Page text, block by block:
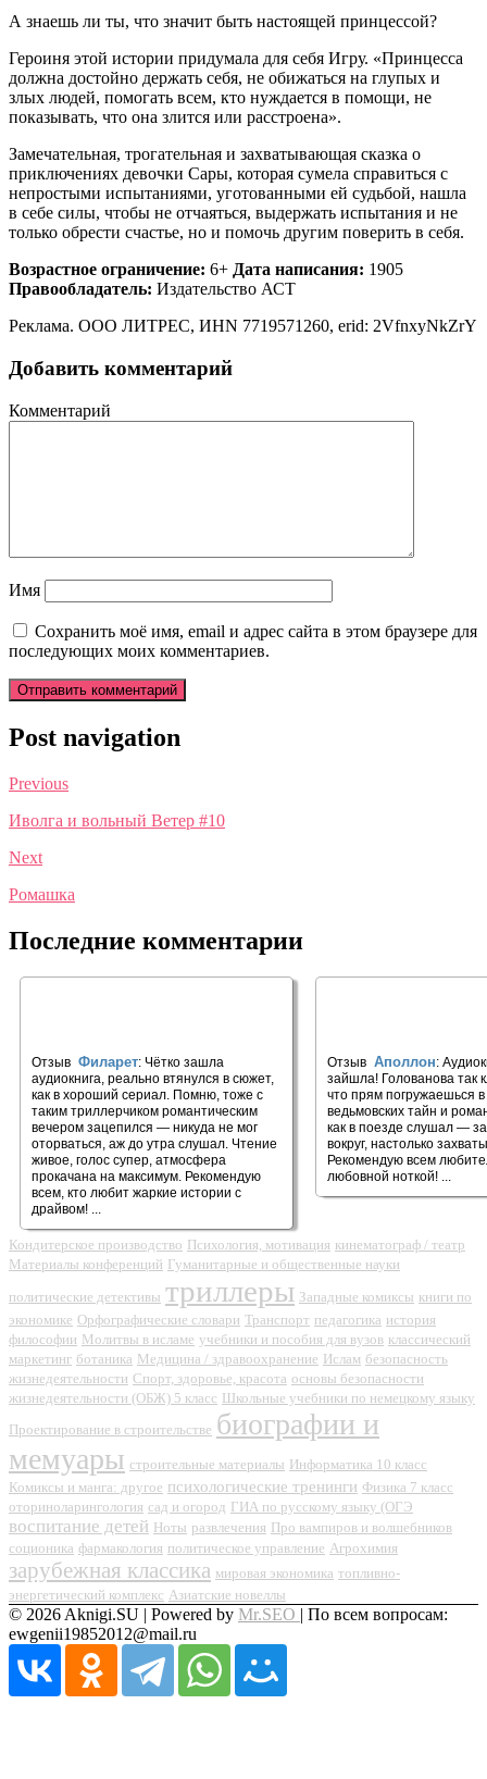
А знаешь ли ты, что значит быть настоящей принцессой?
Героиня этой истории придумала для себя Игру. «Принцесса
должна достойно держать себя, не обижаться на глупых и
злых людей, помогать всем, кто нуждается в помощи, не
показывать, что она злится или расстроена».
Замечательная, трогательная и захватывающая сказка о
приключениях девочки Сары, которая сумела справиться с
непростыми испытаниями, уготованными ей судьбой, нашла
в себе силы, чтобы не отчаяться, выдержать испытания и не
только обрести счастье, но и помочь другим поверить в себя.
Возрастное ограничение: 6+ Дата написания: 1905
Правообладатель: Издательство АСТ
Реклама. ООО ЛИТРЕС, ИНN 7719571260, erid: 2VfnxyNkZrY
Добавить комментарий
Комментарий
Имя
Сохранить моё имя, email и адрес сайта в этом браузере для
последующих моих комментариев.
Post navigation
Previous
Иволга и вольный Ветер #10
Next
Ромашка
Последние комментарии
Отзыв Филарет: Чётко зашла
аудиокнига, реально втянулся в сюжет,
как в хороший сериал. Помню, тоже с
таким триллерчиком романтическим
вечером зацепился — никуда не мог
оторваться, аж до утра слушал. Чтение
живое, голос супер, атмосфера
прокачана на максимум. Рекомендую
всем, кто любит жаркие истории с
драйвом! ...
Отзыв Аполлон:
зайшла! Голованова так
что прям погружаешься
ведьмовских тайн и
как в поезде слушал —
вокруг, настолько
Рекомендую всем
любовной ноткой! ...
Кондитерское производство Психология, мотивация кинематограф / театр
Материалы конференций Гуманитарные и общественные науки
политические детективы триллеры Западные комиксы книги по
экономике Орфографические словари Транспорт педагогика история
философии Молитвы в исламе учебники и пособия для вузов классический
маркетинг ботаника Медицина / здравоохранение Ислам безопасность
жизнедеятельности Спорт, здоровье, красота основы безопасности
жизнедеятельности (ОБЖ) 5 класс Школьные учебники по немецкому языку
Проектирование в строительстве биографии и
мемуары строительные материалы Информатика 10 класс
Комиксы и манга: другое психологические тренинги Физика 7 класс
оториноларингология сад и огород ГИА по русскому языку (ОГЭ
воспитание детей Ноты развлечения Про вампиров и волшебников
соционика фармакология политическое управление Агрохимия
зарубежная классика мировая экономика топливно-
энергетический комплекс Азиатские новеллы
© 2026 Aknigi.SU | Powered by Mr.SEO | По всем вопросам:
ewgenii19852012@mail.ru